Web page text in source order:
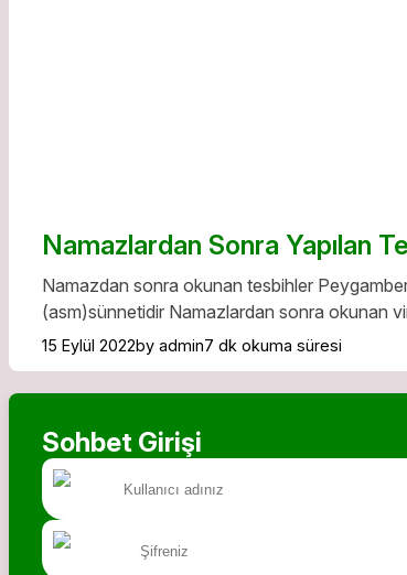
Namazlardan Sonra Yapılan
Namazdan sonra okunan tesbihler
(asm)sünnetidir Namazlardan sonra okunan
15 Eylül 2022by admin7 dk okuma süresi
Sohbet Girişi